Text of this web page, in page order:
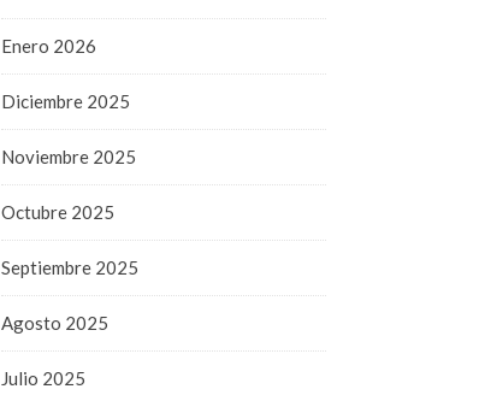
Enero 2026
Diciembre 2025
Noviembre 2025
Octubre 2025
Septiembre 2025
Agosto 2025
Julio 2025